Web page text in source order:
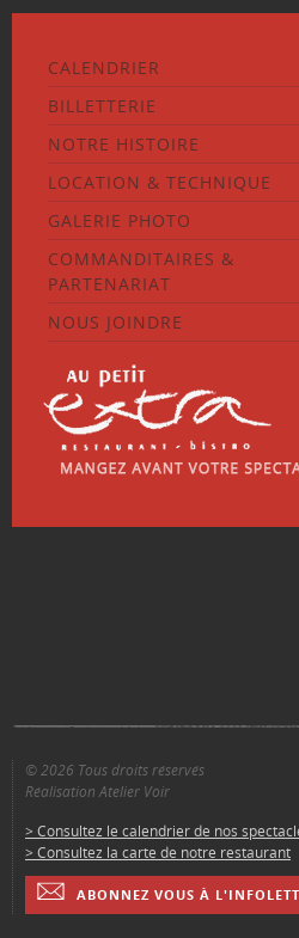
CALENDRIER
BILLETTERIE
NOTRE HISTOIRE
LOCATION & TECHNIQUE
GALERIE PHOTO
COMMANDITAIRES &
PARTENARIAT
NOUS JOINDRE
© 2026 Tous droits réservés
Réalisation Atelier Voir
> Consultez le calendrier de nos
> Consultez la carte de notre restaurant
ABONNEZ VOUS À